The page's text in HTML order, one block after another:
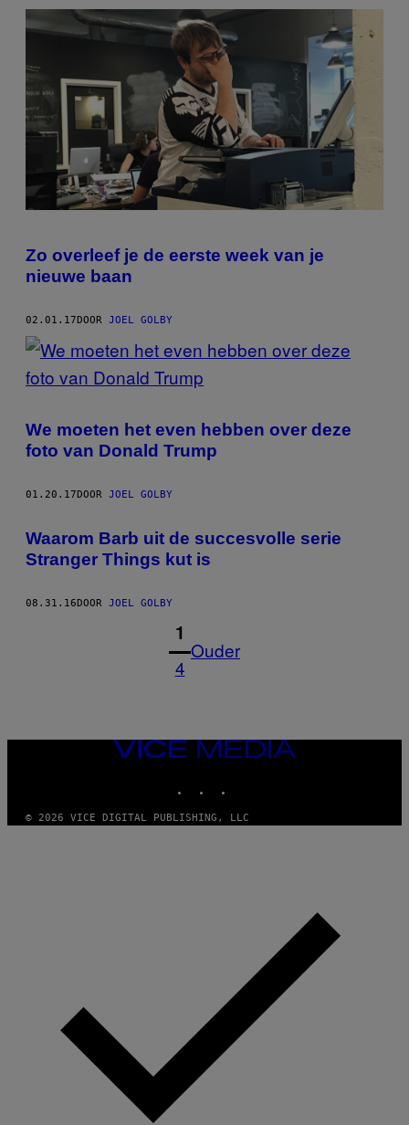
Zo overleef je de eerste week van je
nieuwe baan
02.01.17 DOOR JOEL GOLBY
We moeten het even hebben over deze
foto van Donald Trump
01.20.17 DOOR JOEL GOLBY
Waarom Barb uit de succesvolle serie
Stranger Things kut is
08.31.16 DOOR JOEL GOLBY
1
4
Ouder
VICE
© 2026 VICE DIGITAL PUBLISHING, LLC